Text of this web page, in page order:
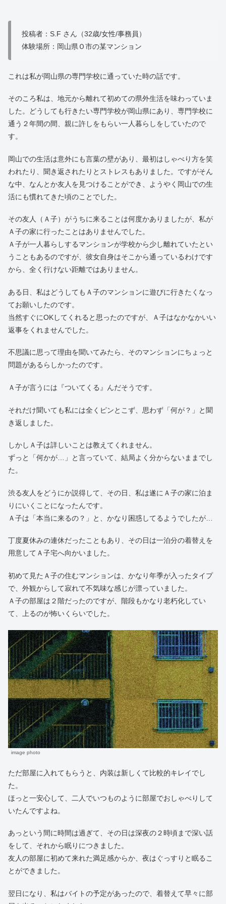
投稿者：S.F さん（32歳/女性/事務員）
体験場所：岡山県Ｏ市の某マンション
これは私が岡山県の専門学校に通っていた時の話です。
そのころ私は、地元から離れて初めての県外生活を味わっていま
した。どうしても行きたい専門学校が岡山県にあり、専門学校に
通う２年間の間、親に許しをもらい一人暮らしをしていたので
す。
岡山での生活は意外にも言葉の壁があり、最初はしゃべり方を笑
われたり、聞き返されたりとストレスもありました。ですがそん
な中、なんとか友人を見つけることができ、ようやく岡山での生
活にも慣れてきた頃のことでした。
その友人（Ａ子）がうちに来ることは何度かありましたが、私が
Ａ子の家に行ったことはありませんでした。
Ａ子が一人暮らしするマンションが学校から少し離れていたとい
うこともあるのですが、彼女自身はそこから通っているわけです
から、全く行けない距離ではありません。
ある日、私はどうしてもＡ子のマンションに遊びに行きたくなっ
てお願いしたのです。
当然すぐにOKしてくれると思ったのですが、Ａ子はなかなかいい
返事をくれませんでした。
不思議に思って理由を聞いてみたら、そのマンションにちょっと
問題があるらしかったのです。
Ａ子が言うには『ついてくる』んだそうです。
それだけ聞いても私には全くピンとこず、思わず「何が？」と聞
き返しました。
しかしＡ子は詳しいことは教えてくれません。
ずっと「何かが…」と言っていて、結局よく分からないままでし
た。
渋る友人をどうにか説得して、その日、私は遂にＡ子の家に泊ま
りにいくことになったんです。
Ａ子は「本当に来るの？」と、かなり困惑してるようでしたが…
丁度夏休みの連休だったこともあり、その日は一泊分の着替えを
用意してＡ子宅へ向かいました。
初めて見たＡ子の住むマンションは、かなり年季が入ったタイプ
で、外観からして寂れて不気味な感じが漂っていました。
Ａ子の部屋は２階だったのですが、階段もかなり老朽化してい
て、上るのが怖いくらいでした。
image photo
ただ部屋に入れてもらうと、内装は新しくて比較的キレイでし
た。
ほっと一安心して、二人でいつものように部屋でおしゃべりして
いたんですよね。
あっという間に時間は過ぎて、その日は深夜の２時頃まで深い話
をして、それから眠りにつきました。
友人の部屋に初めて来れた満足感からか、夜はぐっすりと眠るこ
とができました。
翌日になり、私はバイトの予定があったので、着替えて早々に部